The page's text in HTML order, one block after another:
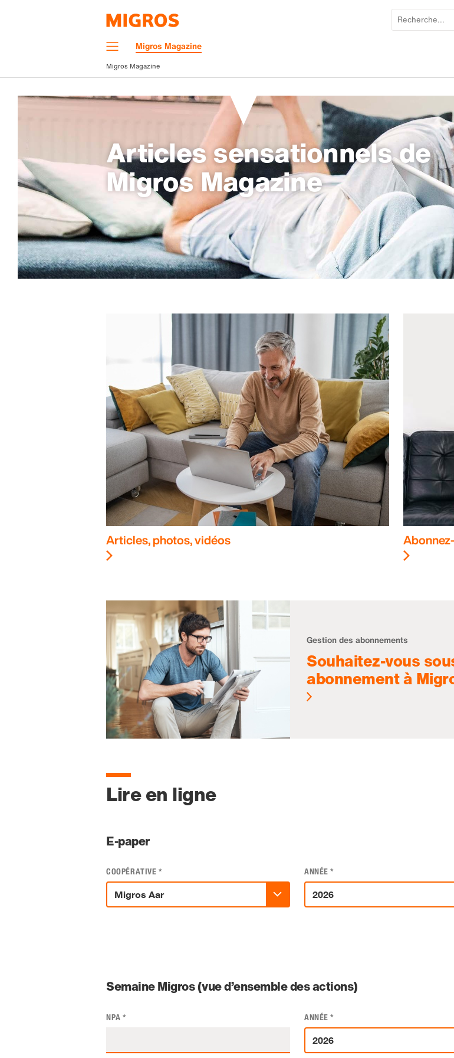
MenuMigros Magazine
Migros Magazine
Articles sensationnels de
Migros Magazine
Articles, photos, vidéos
Gestion des abonnements
Souhaitez-vous
abonnement à
Lire en ligne
E-paper
COOPÉRATIVE * ANNÉE *
Semaine Migros (vue d’ensemble des actions)
NPA * ANNÉE *